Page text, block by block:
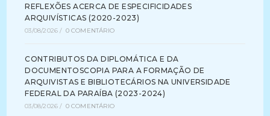
REFLEXÕES ACERCA DE ESPECIFICIDADES
ARQUIVÍSTICAS (2020-2023)
03/08/2026 / 0 COMENTÁRIO
CONTRIBUTOS DA DIPLOMÁTICA E DA
DOCUMENTOSCOPIA PARA A FORMAÇÃO DE
ARQUIVISTAS E BIBLIOTECÁRIOS NA UNIVERSIDADE
FEDERAL DA PARAÍBA (2023-2024)
03/08/2026 / 0 COMENTÁRIO